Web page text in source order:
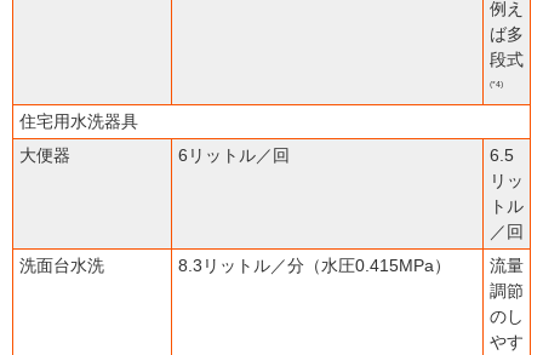
例え
ば多
段式
(*4)
住宅用水洗器具
大便器
6リットル／回
6.5
リッ
トル
／回
洗面台水洗
8.3リットル／分（水圧0.415MPa）
流量
調節
のし
やす